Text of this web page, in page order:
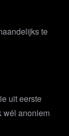
te
uit eerste
wél anoniem